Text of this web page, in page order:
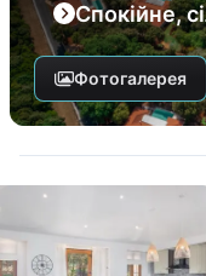
Спокійне,
Фотогалерея